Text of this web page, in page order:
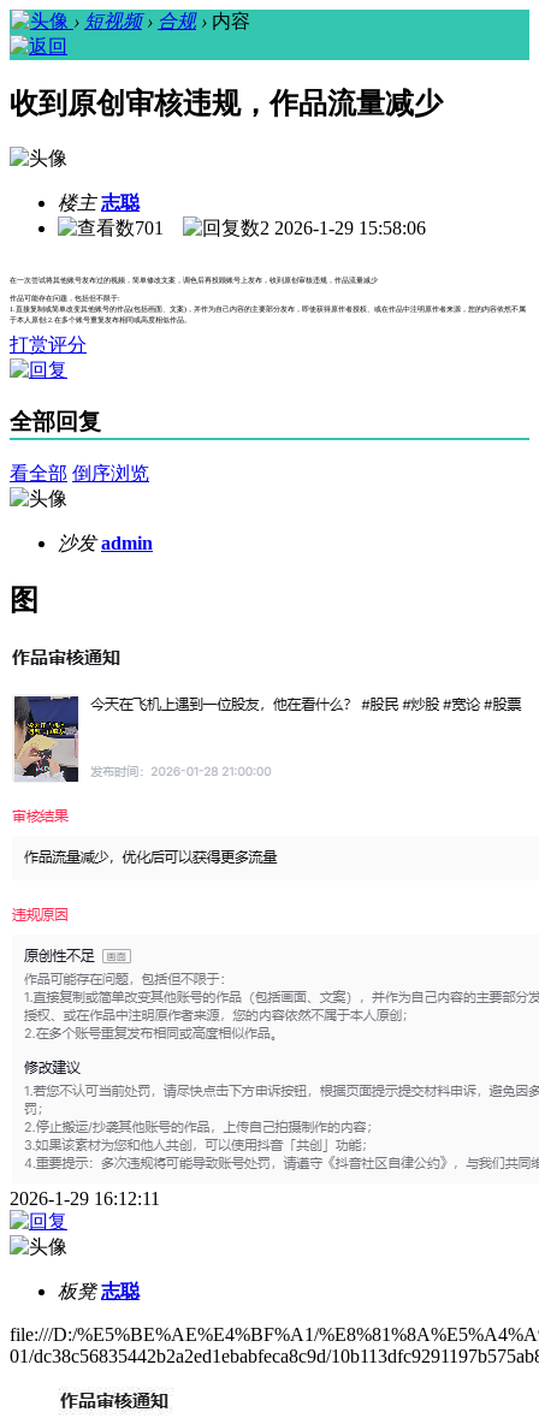
› 短视频 › 合规 › 内容
收到原创审核违规，作品流量减少
楼主 志聪
701
2 2026-1-29 15:58:06
在一次尝试将其他账号发布过的视频，简单修改文案，调色后再投顾账号上发布，收到原创审核违规，作品流量减少
作品可能存在问题，包括但不限于:
1.直接复制或简单改变其他账号的作品(包括画面、文案)，并作为自己内容的主要部分发布，即使获得原作者授权、或在作品中注明原作者来源，您的内容依然不属
于本人原创;2.在多个账号重复发布相同或高度相似作品。
打赏评分
全部回复
看全部 倒序浏览
沙发 admin
图
2026-1-29 16:12:11
板凳 志聪
file:///D:/%E5%BE%AE%E4%BF%A1/
01/dc38c56835442b2a2ed1ebabfeca8c9d/